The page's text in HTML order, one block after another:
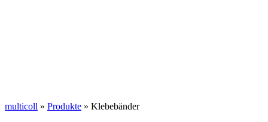
multicoll » Produkte » Klebebänder